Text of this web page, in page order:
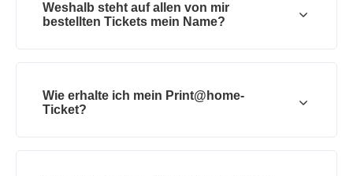
Weshalb steht auf allen von mir
bestellten Tickets mein Name?
Wie erhalte ich mein Print@home-
Ticket?